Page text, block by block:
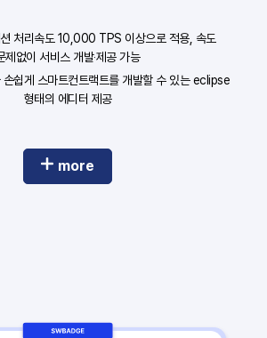
션 처리속도 10,000 TPS 이상으로 적용, 속도
제없이 서비스 개발‧제공 가능
손쉽게 스마트컨트랙트를 개발할 수 있는 eclipse
형태의 에디터 제공
more